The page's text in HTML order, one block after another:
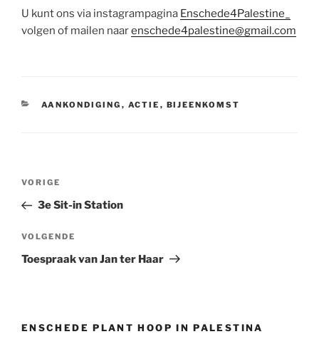
U kunt ons via instagrampagina Enschede4Palestine_
volgen of mailen naarenschede4palestine@gmail.com
CATEGORIEËN
AANKONDIGING , ACTIE , BIJEENKOMST
Bericht
Vorig
bericht
VORIGE
3e Sit-in Station
Volgend
bericht
VOLGENDE
Toespraak van Jan ter Haar
ENSCHEDE PLANT HOOP IN PALESTINA